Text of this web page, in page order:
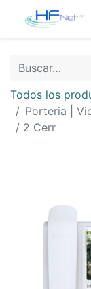
Todos los
Porteria |
/ 2 Cerr